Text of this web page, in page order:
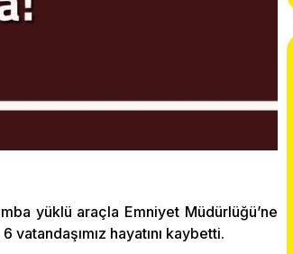
yüklü araçla Emniyet Müdürlüğü’ne
hayatını kaybetti.